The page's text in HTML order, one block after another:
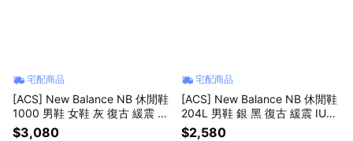
宅配商品
[ACS] New Balance NB 休閒鞋
1000 男鞋 女鞋 灰 復古 緩震 未
來感 紐巴倫 U10006BR-D
$3,080
宅配商品
[ACS] New Balance NB 休閒鞋
204L 男鞋 銀 黑 復古 緩震 IU同
款 U204LSWD-D
$2,580